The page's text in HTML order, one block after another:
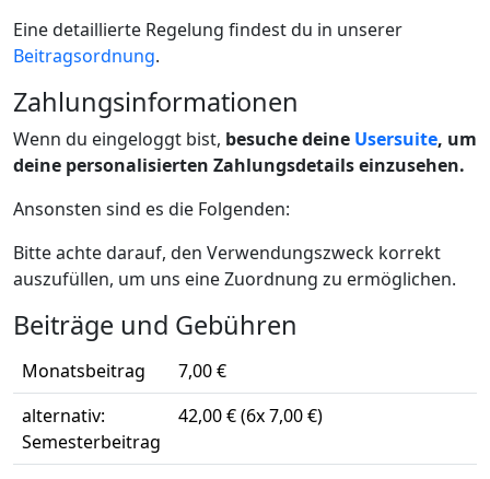
Eine detaillierte Regelung findest du in unserer
Beitragsordnung.
Zahlungsinformationen
Wenn du eingeloggt bist, besuche deine Usersuite, um
deine personalisierten Zahlungsdetails einzusehen.
Ansonsten sind es die Folgenden:
Bitte achte darauf, den Verwendungszweck korrekt
auszufüllen, um uns eine Zuordnung zu ermöglichen.
Beiträge und Gebühren
Monatsbeitrag
7,00 €
alternativ:
Semesterbeitrag
42,00 € (6x 7,00 €)